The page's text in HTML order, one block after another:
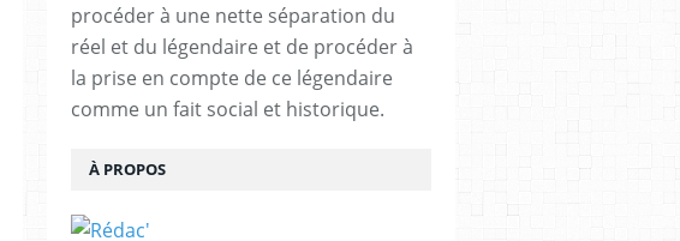
procéder à une nette séparation du
réel et du légendaire et de procéder à
la prise en compte de ce légendaire
comme un fait social et historique.
À PROPOS